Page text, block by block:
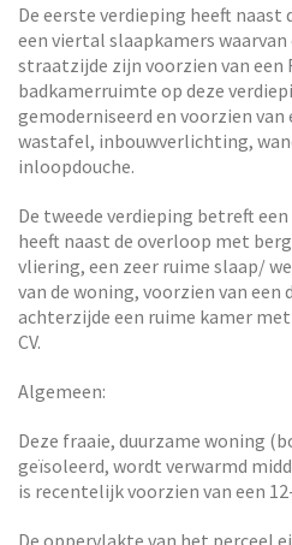
De eerste verdieping heeft
een viertal slaapkamers waarvan
straatzijde zijn voorzien van een
badkamerruimte op deze
gemoderniseerd en voorzien van
wastafel, inbouwverlichting,
inloopdouche.
De tweede verdieping betreft
heeft naast de overloop met
vliering, een zeer ruime slaap/
van de woning, voorzien van een
achterzijde een ruime kamer
CV.
Algemeen:
Deze fraaie, duurzame woning
geïsoleerd, wordt verwarmd
is recentelijk voorzien van een
De oppervlakte van het perceel